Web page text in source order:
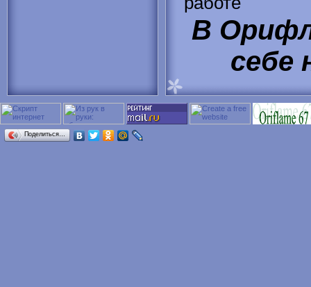
В
себе
Поделиться…